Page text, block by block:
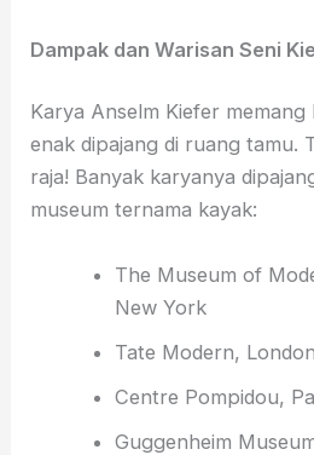
Dampak dan Warisan Seni
Karya Anselm Kiefer
enak dipajang di ruang tamu.
raja! Banyak karyanya
museum ternama kayak:
The Museum of
New York
Tate Modern, London
Centre Pompidou,
Guggenheim